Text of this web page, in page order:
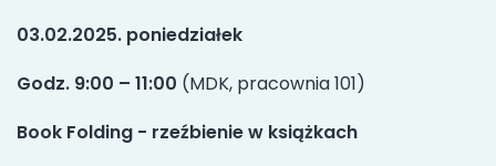
03.02.2025. poniedziałek
Godz. 9:00 – 11:00 (MDK, pracownia 101)
Book Folding - rzeźbienie w książkach